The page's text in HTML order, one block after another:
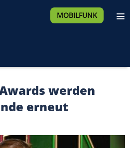
MOBILFUNK
werden
erneut